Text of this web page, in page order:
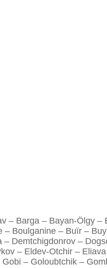
– Barga – Bayan-Ölgy –
Boulganine – Buïr –
Demtchigdonrov –
– Eldev-Otchir –
– Goloubtchik –